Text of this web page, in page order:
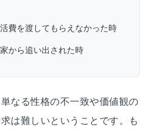
費を渡してもらえなかった時
から追い出された時
なる性格の不一致や価値観の
は難しいということです。も